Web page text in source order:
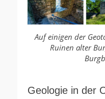
Auf einigen der
Ruinen alter
Geologie in der